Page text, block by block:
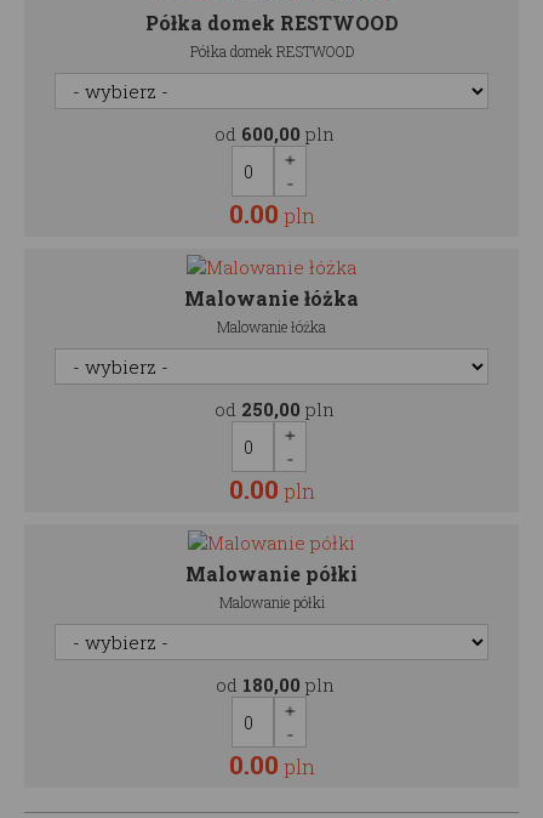
Półka domek RESTWOOD
Półka domek RESTWOOD
od 600,00 pln
0.00 pln
Malowanie łóżka
Malowanie łóżka
od 250,00 pln
0.00 pln
Malowanie półki
Malowanie półki
od 180,00 pln
0.00 pln